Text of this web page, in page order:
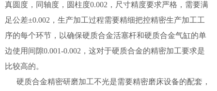
真圆度，同轴度，圆柱度0.002，尺寸精度要求严格，需要满
足公差±0.002，生产加工过程需要精细把控精密生产加工工
序的每个环节，以确保硬质合金活塞杆和硬质合金气缸的单
边使用间隙0.001-0.002，这对于硬质合金的精密加工要求是
比较高的。
硬质合金精密研磨加工不光是需要精密磨床设备的配套，